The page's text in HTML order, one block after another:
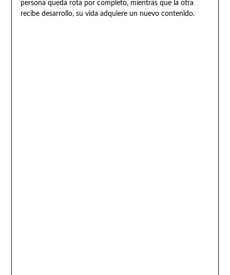
persona queda rota por completo, mientras que la otra
recibe desarrollo, su vida adquiere un nuevo contenido.